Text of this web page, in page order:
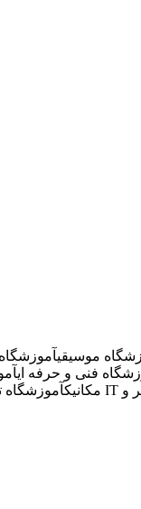
موسیقی
فنی و حرفه ای
مکانیکآموزشگاه
و